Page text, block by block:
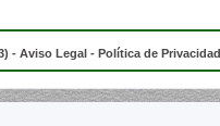
- Aviso Legal - Política de Privacidad